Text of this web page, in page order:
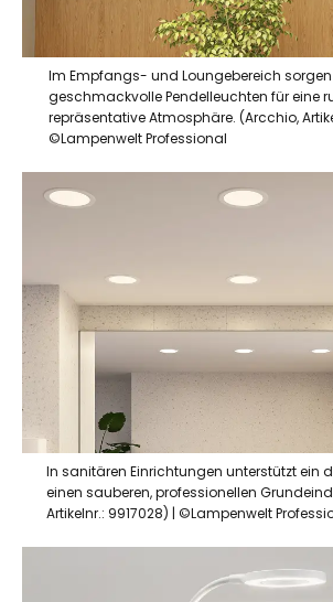
Im Empfangs- und Loungebereich sorgen
geschmackvolle Pendelleuchten für eine
repräsentative Atmosphäre. (Arcchio,
©Lampenwelt Professional
In sanitären Einrichtungen unterstützt ein
einen sauberen, professionellen
Artikelnr.: 9917028) | ©Lampenwelt